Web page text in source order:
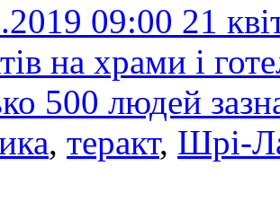
09:00 21
на храми і
500 людей
, теракт, Шрі-